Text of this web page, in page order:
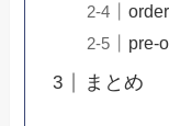
order
pre-
まとめ